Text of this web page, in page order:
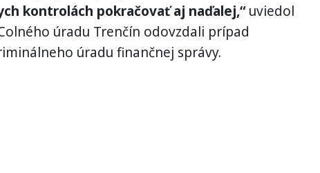
kontrolách pokračovať aj naďalej,“uviedol
úradu Trenčín odovzdali prípad
úradu finančnej správy.